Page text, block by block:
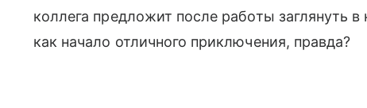
коллега предложит после работы заглянуть
как начало отличного приключения, правда?